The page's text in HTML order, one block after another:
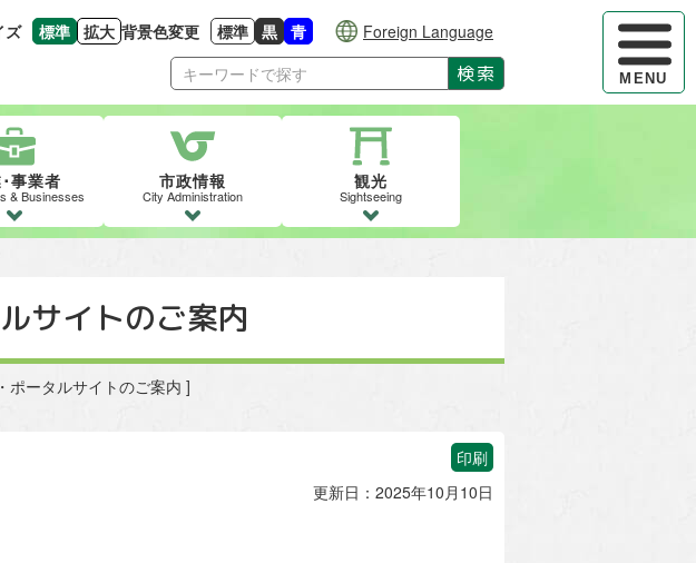
ハンバー
MENU
ズ 標準
文字の大きさをもとの大きさに戻す
拡大
文字を大きくする
背景色変更 標準
背景色の変更：白
黒
背景色の変更：黒
青
背景色の変更：青
Foreign Language
検索
事業者
& Businesses
市政情報
City Administration
観光
Sightseeing
サイトのご案内
ータルサイトのご案内 ]
印刷
更新日：2025年10月10日